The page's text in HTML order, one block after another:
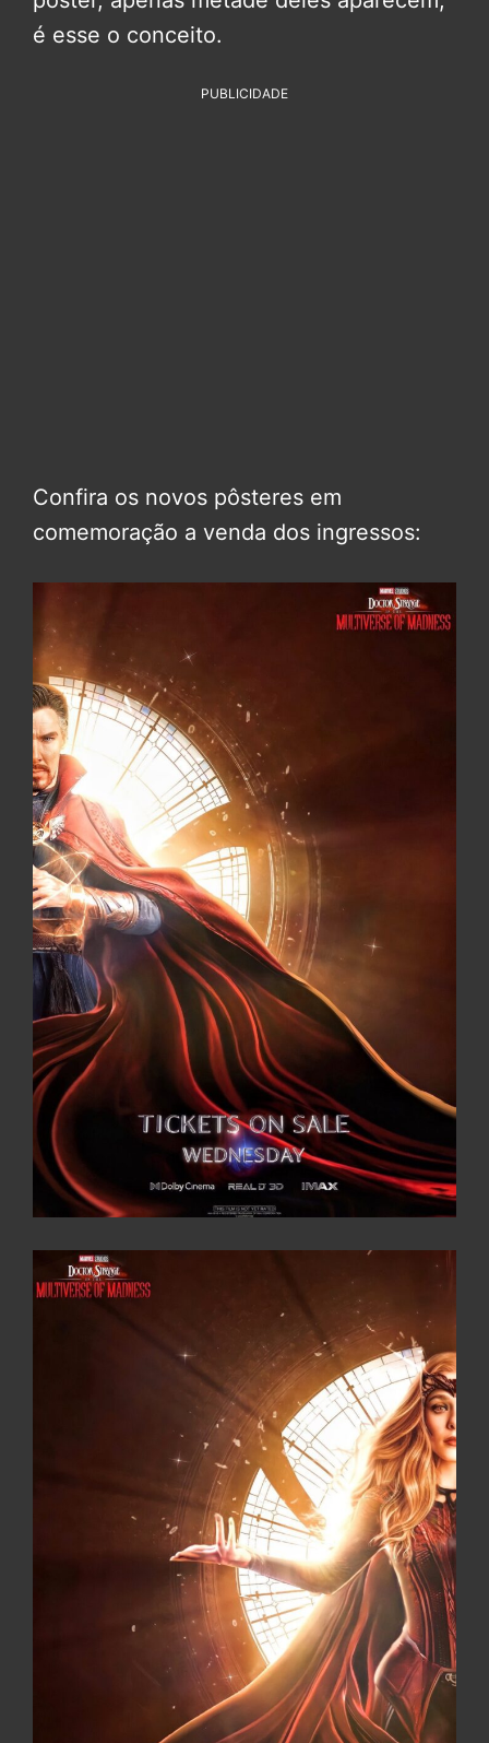
é esse o conceito.
PUBLICIDADE
Confira os novos pôsteres em
comemoração a venda dos ingressos: